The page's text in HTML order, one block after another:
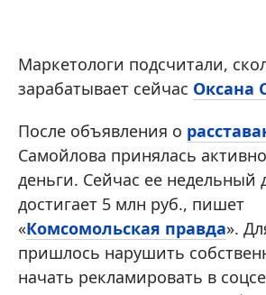
Маркетологи подсчитали,
зарабатывает сейчас Оксана
После объявления о
Самойлова принялась
деньги. Сейчас ее недельный
достигает 5 млн руб., пишет
«Комсомольская правда».
пришлось нарушить
начать рекламировать в